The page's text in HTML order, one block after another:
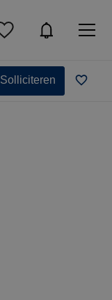
Solliciteren